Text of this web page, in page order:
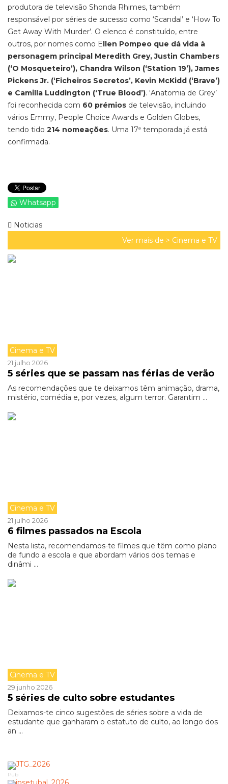
produtora de televisão Shonda Rhimes, também
responsável por séries de sucesso como ‘Scandal’ e ‘How To
Get Away With Murder’. O elenco é constituído, entre
outros, por nomes como Ellen Pompeo que dá vida à
personagem principal Meredith Grey, Justin Chambers
(‘O Mosqueteiro’), Chandra Wilson (‘Station 19’), James
Pickens Jr. (‘Ficheiros Secretos’, Kevin McKidd (‘Brave’)
e Camilla Luddington (‘True Blood’). ‘Anatomia de Grey’
foi reconhecida com 60 prémios de televisão, incluindo
vários Emmy, People Choice Awards e Golden Globes,
tendo tido 214 nomeações. Uma 17ª temporada já está
confirmada.
Whatsapp
Noticias
Ver mais de > Cinema e TV
Cinema e TV
21 julho 2026
5 séries que se passam nas férias de verão
As recomendações que te deixamos têm animação, drama,
mistério, comédia e, por vezes, algum terror. Garantim ...
Cinema e TV
21 julho 2026
6 filmes passados na Escola
Nesta lista, recomendamos-te filmes que têm como plano
de fundo a escola e que abordam vários dos temas e
dinâmi ...
Cinema e TV
29 junho 2026
5 séries de culto sobre estudantes
Deixamos-te cinco sugestões de séries sobre a vida de
estudante que ganharam o estatuto de culto, ao longo dos
an ...
Pub